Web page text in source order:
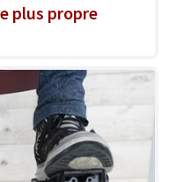
plus propre